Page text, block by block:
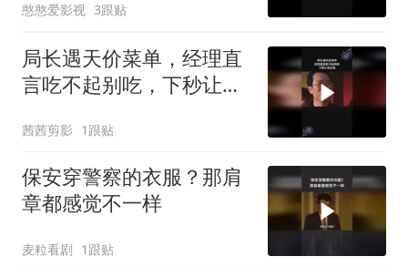
憨憨爱影视 3跟贴
局长遇天价菜单，经理直
言吃不起别吃，下秒让他
茜茜剪影 1跟贴
保安穿警察的衣服？那肩
章都感觉不一样
麦粒看剧 1跟贴